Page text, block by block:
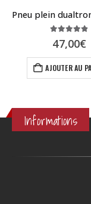
47,00€
AJOUTER AU
Informations